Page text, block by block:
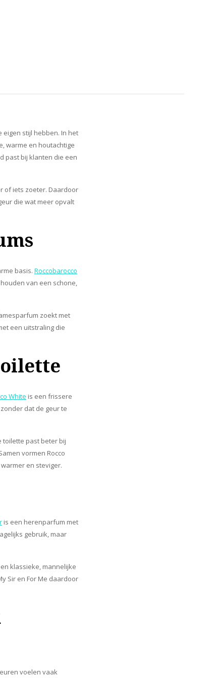
eigen stijl hebben. In het
warme en houtachtige
past bij klanten die een
of iets zoeter. Daardoor
die wat meer opvalt
basis. Roccobarocco
van een schone,
zoekt met
een uitstraling die
White is een frissere
dat de geur te
toilette past beter bij
vormen Rocco
en steviger.
is een herenparfum met
gebruik, maar
klassieke, mannelijke
Sir en For Me daardoor
voelen vaak